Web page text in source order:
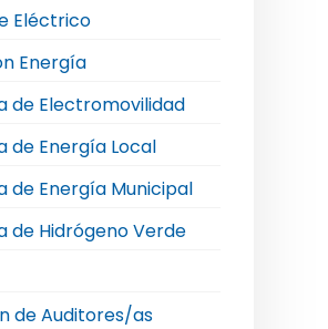
Eléctrico
Energía
de Electromovilidad
de Energía Local
de Energía Municipal
de Hidrógeno Verde
de Auditores/as